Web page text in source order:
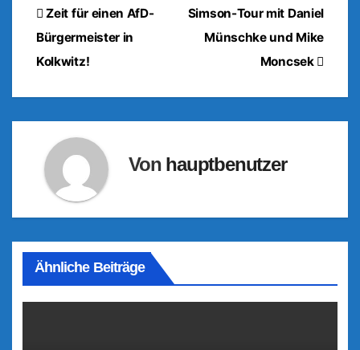
BeitragsnavigationSimson-Tour mit Daniel
Münschke und Mike
Moncsek
Zeit für einen AfD-
Bürgermeister in
Kolkwitz!
Von hauptbenutzer
Ähnliche Beiträge